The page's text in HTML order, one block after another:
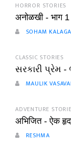
HORROR STORIES
अनोळखी - भाग 1
SOHAM
CLASSIC STORIES
સરકારી પ્રેમ -
MAULIK
ADVENTURE
अभिजित - ऐक
RESHMA